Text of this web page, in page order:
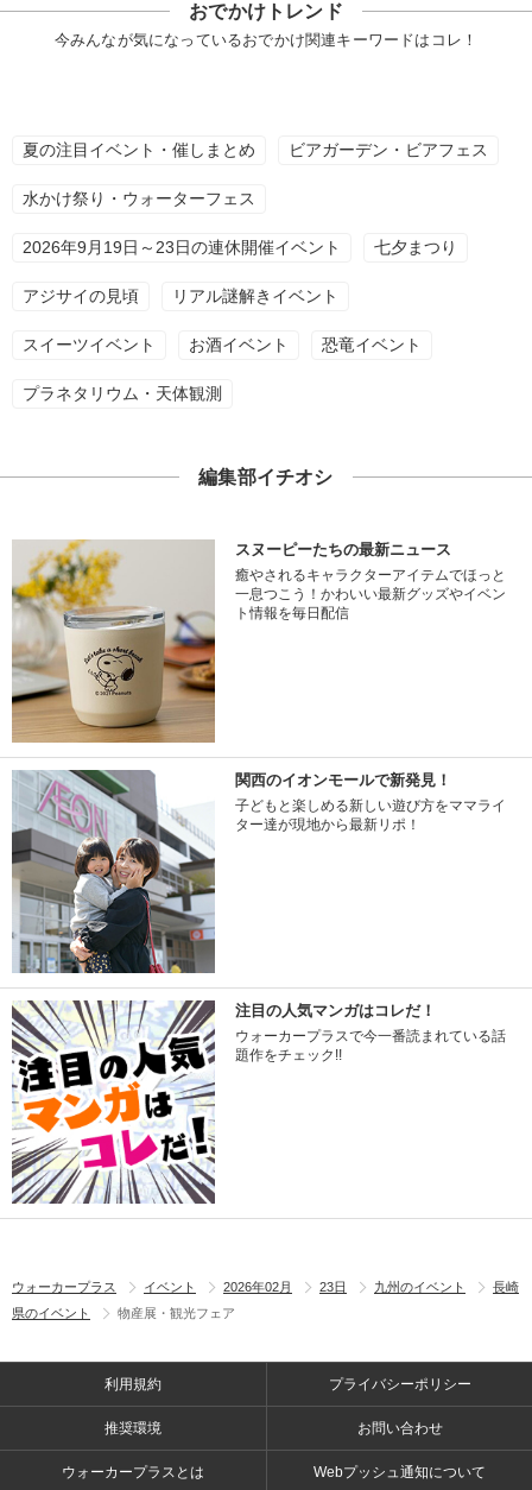
おでかけトレンド
今みんなが気になっているおでかけ関連キーワードはコレ！
夏の注目イベント・催しまとめ ビアガーデン・ビアフェス
水かけ祭り・ウォーターフェス
2026年9月19日～23日の連休開催イベント 七夕まつり
アジサイの見頃 リアル謎解きイベント
スイーツイベント お酒イベント 恐竜イベント
プラネタリウム・天体観測
編集部イチオシ
スヌーピーたちの最新ニュース
癒やされるキャラクターアイテムでほっと
一息つこう！かわいい最新グッズやイベン
ト情報を毎日配信
関西のイオンモールで新発見！
子どもと楽しめる新しい遊び方をママライ
ター達が現地から最新リポ！
注目の人気マンガはコレだ！
ウォーカープラスで今一番読まれている話
題作をチェック!!
ウォーカープラス イベント 2026年02月 23日 九州のイベント
長崎
県のイベント
物産展・観光フェア
利用規約 プライバシーポリシー
推奨環境 お問い合わせ
ウォーカープラスとは Webプッシュ通知について